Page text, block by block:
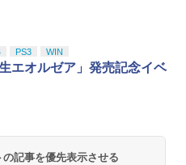
5 デジタル・エディション
2200B01)
Reincarnation -PS5 【特典】
コード 封入
Xbox ワイヤレス コントロー
ット ホワイト)
限定】劇場版モノノ怪
収納ケース付きコレクション)
ル特典:オリジナル巾着＋メー
【坤と離】二振りの剣、十翼よ
スタジオ描き下ろしイラスト
PS3 WIN
エオルゼア」発売記念イベ
記事を優先表示させる